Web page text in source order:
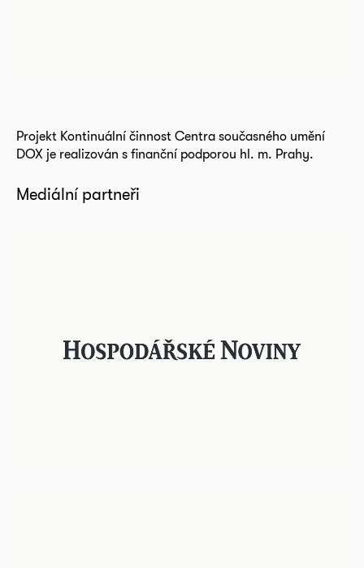
Projekt Kontinuální činnost Centra současného umění
DOX je realizován s finanční podporou hl. m. Prahy.
Mediální partneři